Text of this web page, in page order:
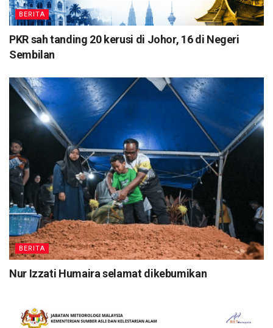
BERITA
PKR sah tanding 20 kerusi di Johor, 16 di Negeri
Sembilan
BERITA
Nur Izzati Humaira selamat dikebumikan